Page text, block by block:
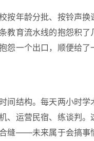
按年龄分批、按铃声换
教育流水线的抱怨积了
怨一个出口，顺便给了
间结构。每天两小时学
、运营民宿、练谈判。
缝——未来属于会搞事